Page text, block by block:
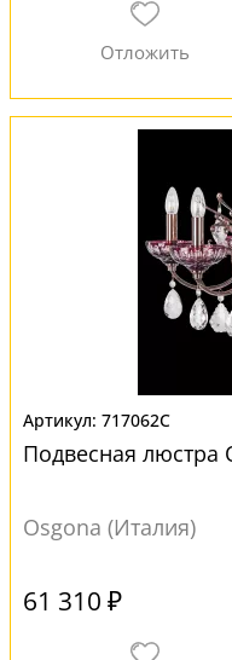
717062C
Подвесная люстра
Osgona (Италия)
61 310 ₽